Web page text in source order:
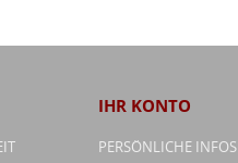
IHR KONTO
PERSÖNLICHE INFOS